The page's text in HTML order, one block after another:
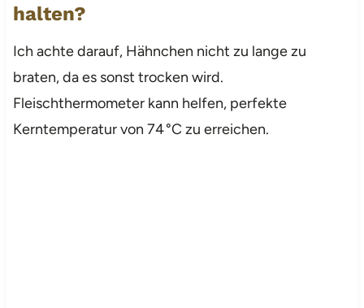
halten?
Ich achte darauf, Hähnchen nicht zu lange zu
braten, da es sonst trocken wird.
Fleischthermometer kann helfen, perfekte
Kerntemperatur von 74 °C zu erreichen.